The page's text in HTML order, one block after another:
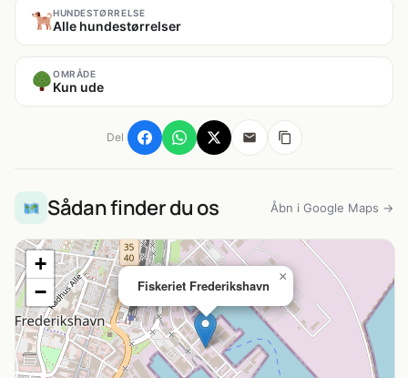
HUNDESTØRRELSE
Alle hundestørrelser
OMRÅDE
Kun ude
Del
Sådan finder du os Åbn i Google Maps →
Fiskeriet Frederikshavn
×
+
−